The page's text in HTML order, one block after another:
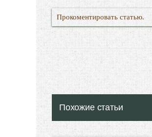
Прокоментировать статью.
Похожие статьи